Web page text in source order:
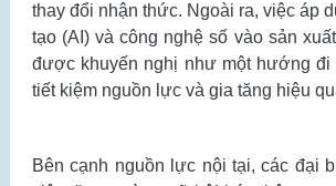
thay đổi nhận thức. Ngoài ra, việc áp
tạo (AI) và công nghệ số vào sản
được khuyến nghị như một hướng đi
tiết kiệm nguồn lực và gia tăng hiệu
Bên cạnh nguồn lực nội tại, các đại